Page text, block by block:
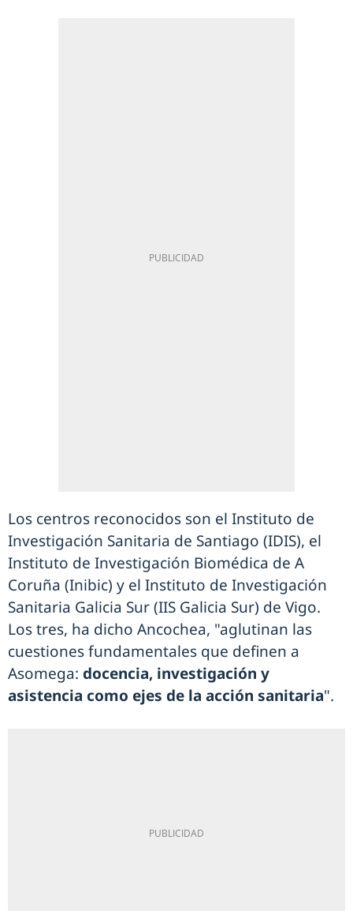
Los centros reconocidos son el Instituto de
Investigación Sanitaria de Santiago (IDIS), el
Instituto de Investigación Biomédica de A
Coruña (Inibic) y el Instituto de Investigación
Sanitaria Galicia Sur (IIS Galicia Sur) de Vigo.
Los tres, ha dicho Ancochea, "aglutinan las
cuestiones fundamentales que definen a
Asomega: docencia, investigación y
asistencia como ejes de la acción sanitaria".